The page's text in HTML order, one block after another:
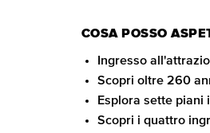
COSA POSSO
Ingresso
Scopri oltre 260
Esplora sette piani
Scopri i quattro